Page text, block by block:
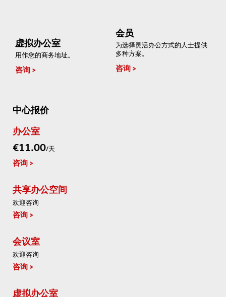
虚拟办公室
用作您的商务地址。
咨询
会员
为选择灵活办公方式的人士提供
多种方案。
咨询
中心报价
办公室
€11.00/天
咨询
共享办公空间
欢迎咨询
咨询
会议室
欢迎咨询
咨询
虚拟办公室